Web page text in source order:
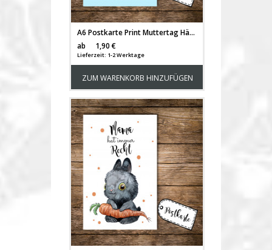
A6 Postkarte Print Muttertag Häschen mit Kleeblatt und Spruch Mama ist die Beste pk104
ab
1,90 €
Lieferzeit: 1-2 Werktage
ZUM WARENKORB HINZUFÜGEN